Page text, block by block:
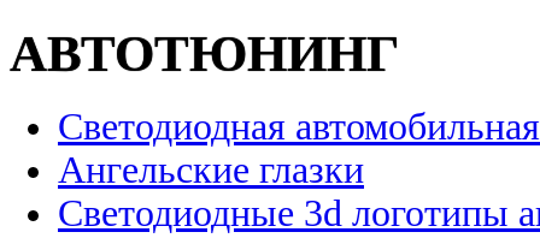
АВТОТЮНИНГ
Светодиодная
Ангельские глазки
Светодиодные 3d логотипы